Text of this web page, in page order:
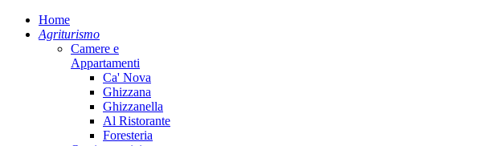
Home
Agriturismo
Camere e
Appartamenti
Ca' Nova
Ghizzana
Ghizzanella
Al Ristorante
Foresteria